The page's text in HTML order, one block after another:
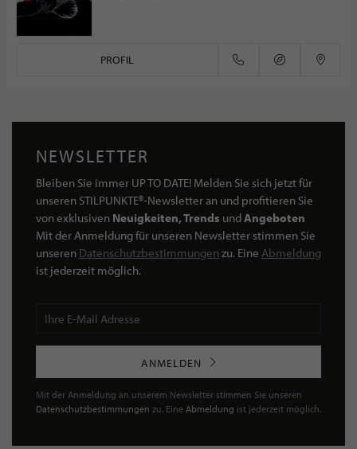
PROFIL
NEWSLETTER
Bleiben Sie immer UP TO DATE! Melden Sie sich jetzt für
unseren STILPUNKTE®-Newsletter an und profitieren Sie
von exklusiven Neuigkeiten, Trends undAngeboten
Mit der Anmeldung für unseren Newsletter stimmen Sie
unseren Datenschutzbestimmungen zu. Eine Abmeldung
ist jederzeit möglich.
ANMELDEN
Mit der Anmeldung an unserem Newsletter stimmen Sie unseren
Datenschutzbestimmungen zu. Eine Abmeldung ist jederzeit möglich.